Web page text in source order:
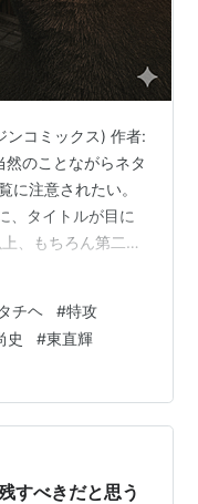
ンコミックス) 作者:
のことながらネタ
に注意されたい。
、タイトルが目に
、もちろん第二次
」とは…？そうい
なってしまったの
ったか？そんな好
ざっくりしたあら
年）の日本、北海
チヘ #特攻
史 #東直輝
すべきだと思う